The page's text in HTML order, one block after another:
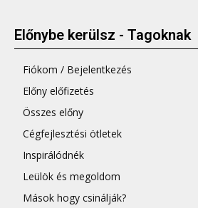
Előnybe kerülsz - Tagoknak
Fiókom / Bejelentkezés
Előny előfizetés
Összes előny
Cégfejlesztési ötletek
Inspirálódnék
Leülök és megoldom
Mások hogy csinálják?